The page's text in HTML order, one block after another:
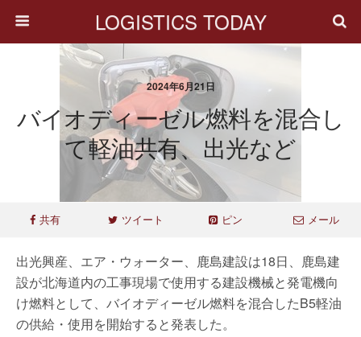
LOGISTICS TODAY
2024年6月21日
バイオディーゼル燃料を混合し
て軽油共有、出光など
共有 ツイート ピン メール
出光興産、エア・ウォーター、鹿島建設は18日、鹿島建
設が北海道内の工事現場で使用する建設機械と発電機向
け燃料として、バイオディーゼル燃料を混合したB5軽油
の供給・使用を開始すると発表した。